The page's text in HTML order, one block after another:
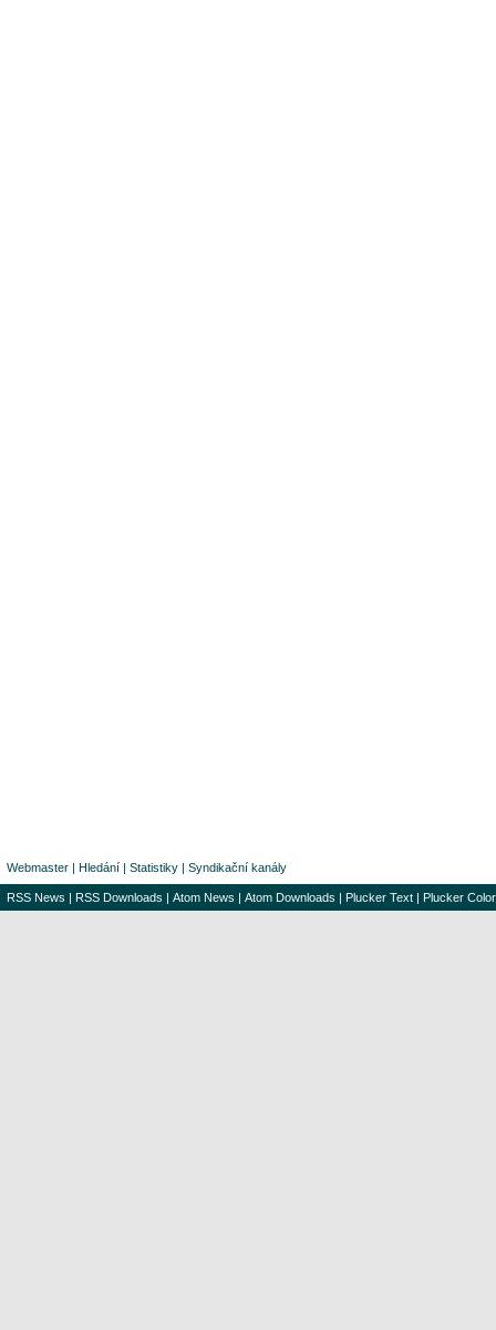
Webmaster | Hledání | Statistiky | Syndikační kanály
RSS News | RSS Downloads | Atom News | Atom Downloads | Plucker Text | Plucker Color